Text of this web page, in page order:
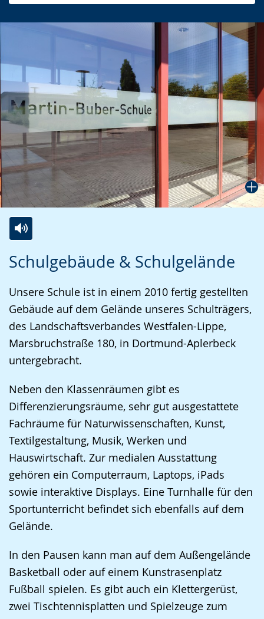
Schulgebäude & Schulgelände
Unsere Schule ist in einem 2010 fertig gestellten
Gebäude auf dem Gelände unseres Schulträgers,
des Landschaftsverbandes Westfalen-Lippe,
Marsbruchstraße 180, in Dortmund-Aplerbeck
untergebracht.
Neben den Klassenräumen gibt es
Differenzierungsräume, sehr gut ausgestattete
Fachräume für Naturwissenschaften, Kunst,
Textilgestaltung, Musik, Werken und
Hauswirtschaft. Zur medialen Ausstattung
gehören ein Computerraum, Laptops, iPads
sowie interaktive Displays. Eine Turnhalle für den
Sportunterricht befindet sich ebenfalls auf dem
Gelände.
In den Pausen kann man auf dem Außengelände
Basketball oder auf einem Kunstrasenplatz
Fußball spielen. Es gibt auch ein Klettergerüst,
zwei Tischtennisplatten und Spielzeuge zum
Leichten
wechseln.
Audio-
Video
Deutscher
Gebärdensprache
wird
angezeigt.